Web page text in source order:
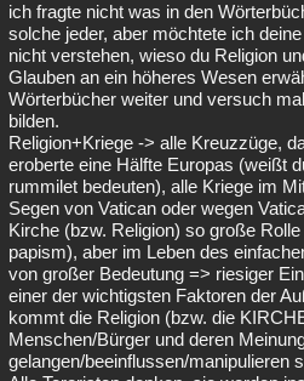
ich fragte nicht was in den
solche jeder, aber möchtete ich
nicht verstehen, wieso du Religion
Glauben an ein höheres Wesen
Wörterbücher weiter und versuch
bilden.
Religion+Kriege -> alle Kreuzzüge,
eroberte eine Hälfte Europas (weißt
rummilet bedeuten), alle Kriege im
Segen von Vatican oder wegen
Kirche (bzw. Religion) so große
papism), aber im Leben des
von großer Bedeutung => riesiger
einer der wichtigsten Faktoren der
kommt die Religion (bzw. die
Menschen/Bürger und deren
gelangen/beeinflussen/manipulieren